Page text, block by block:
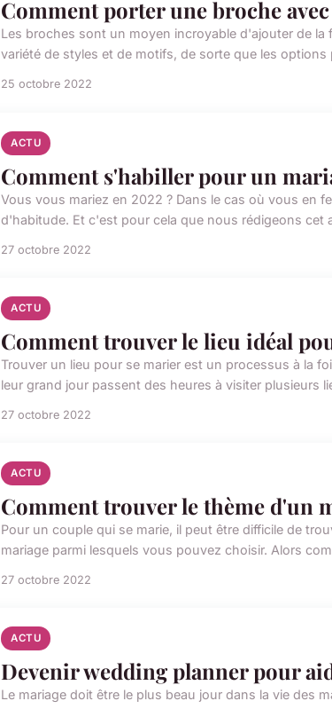
Comment porter une broche avec
Les broches sont un moyen incroyable d'ajouter de
variété de styles et de motifs, de sorte que les
25 octobre 2022
ACTU
Comment s'habiller pour un
Vous vous mariez en 2022 ? Dans le cas où vous en
d'habitude. Et c'est pour cela que nous rédigeons cet
27 octobre 2022
ACTU
Comment trouver le lieu idéal
Trouver un lieu pour se marier est un processus à la
leur grand jour passent des heures à visiter plusieurs
27 octobre 2022
ACTU
Comment trouver le thème d'un
Pour un couple qui se marie, il peut être difficile de
mariage parmi lesquels vous pouvez choisir. Alors
27 octobre 2022
ACTU
Devenir wedding planner pour
Le mariage doit être le plus beau jour dans la vie des